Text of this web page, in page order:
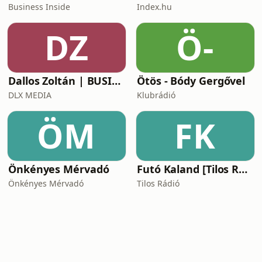
Business Inside Index.hu
DZ
Dallos Zoltán | BUSINESS
DLX MEDIA
Ö-
Ötös - Bódy Gergővel
Klubrádió
ÖM
Önkényes Mérvadó
Önkényes Mérvadó
FK
Futó Kaland [Tilos Rádió podcast]
Tilos Rádió